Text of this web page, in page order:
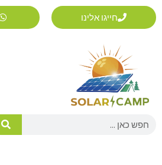
דילוג
לתוכן
חייגו אלינו
Search